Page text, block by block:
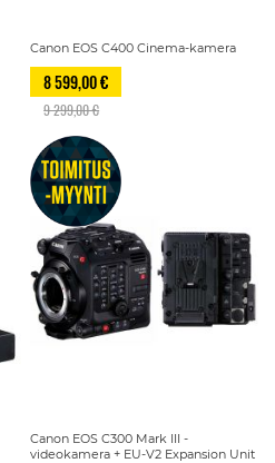
Canon EOS C400 Cinema-kamera
8 599,00 €
9 299,00 €
Canon EOS C300 Mark III -
videokamera + EU-V2 Expansion Unit